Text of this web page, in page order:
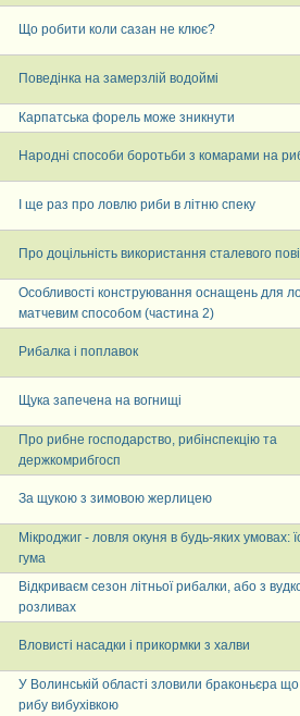
Що робити коли сазан не клює?
Поведінка на замерзлій водоймі
Карпатська форель може зникнути
Народні способи боротьби з комарами на
І ще раз про ловлю риби в літню спеку
Про доцільність використання сталевого
Особливості конструювання оснащень для
матчевим способом (частина 2)
Рибалка і поплавок
Щука запечена на вогнищі
Про рибне господарство, рибінспекцію та
держкомрибгосп
За щукою з зимовою жерлицею
Мікроджиг - ловля окуня в будь-яких умовах:
гума
Відкриваєм сезон літньої рибалки, або з
розливах
Вловисті насадки і прикормки з халви
У Волинській області зловили браконьєра
рибу вибухівкою